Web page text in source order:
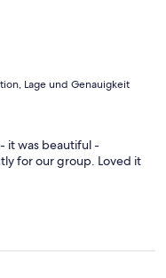
Lage und Genauigkeit
it was beautiful -
for our group. Loved it